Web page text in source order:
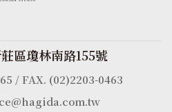
區瓊林南路155號
/ FAX. (02)2203-0463